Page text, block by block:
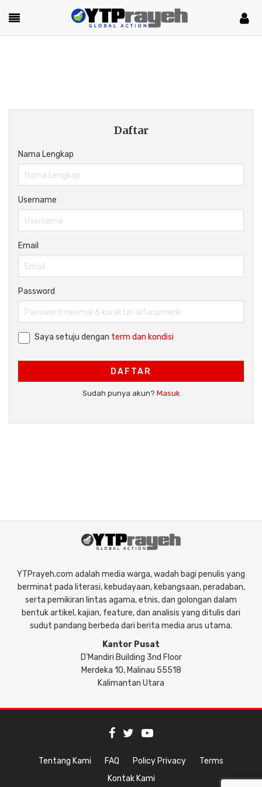
Daftar
Nama Lengkap
Username
Email
Password
Saya setuju dengan term dan kondisi
DAFTAR
Sudah punya akun? Masuk
YTPrayeh.com adalah media warga, wadah bagi penulis yang
berminat pada literasi, kebudayaan, kebangsaan, peradaban,
serta pemikiran lintas agama, etnis, dan golongan dalam
bentuk artikel, kajian, feature, dan analisis yang ditulis dari
sudut pandang berbeda dari berita media arus utama.
Kantor Pusat
D'Mandiri Building 3nd Floor
Merdeka 10, Malinau 55518
Kalimantan Utara
Tentang Kami FAQ Policy Privacy
Terms
Kontak Kami